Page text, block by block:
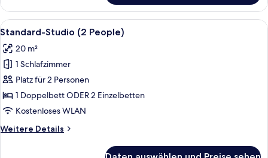
1
Schlafzimmer
(4
Alle
Fotos
für
Standard-
Studio
(2
People)
Ein modernes Hotelzimmer mit
16
Standard-Studio (2 People)
20 m²
1 Schlafzimmer
Platz für 2 Personen
1 Doppelbett ODER 2 Einzelbetten
Kostenloses WLAN
Weitere Details
Weitere